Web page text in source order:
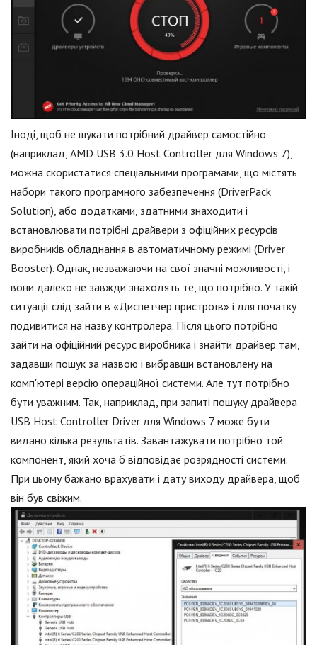
Іноді, щоб не шукати потрібний драйвер самостійно
(наприклад, AMD USB 3.0 Host Controller для Windows 7),
можна скористатися спеціальними програмами, що містять
набори такого програмного забезпечення (DriverPack
Solution), або додатками, здатними знаходити і
встановлювати потрібні драйвери з офіційних ресурсів
виробників обладнання в автоматичному режимі (Driver
Booster). Однак, незважаючи на свої значні можливості, і
вони далеко не завжди знаходять те, що потрібно. У такій
ситуації слід зайти в «Диспетчер пристроїв» і для початку
подивитися на назву контролера. Після цього потрібно
зайти на офіційний ресурс виробника і знайти драйвер там,
задавши пошук за назвою і вибравши встановлену на
комп'ютері версію операційної системи. Але тут потрібно
бути уважним. Так, наприклад, при запиті пошуку драйвера
USB Host Controller Driver для Windows 7 може бути
видано кілька результатів. Завантажувати потрібно той
компонент, який хоча б відповідає розрядності системи.
При цьому бажано врахувати і дату виходу драйвера, щоб
він був свіжим.